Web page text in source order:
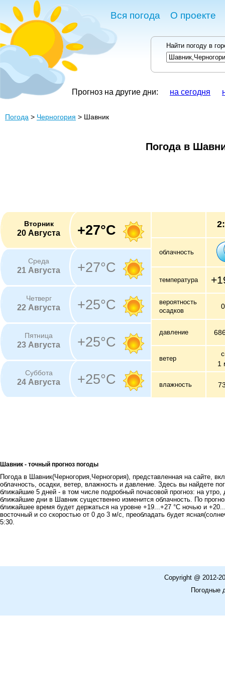
Вся погода О проекте
Найти погоду в
Прогноз на другие дни: на сегодня
Погода > Черногория > Шавник
Погода в
Вторник
20 Августа +27°C
Среда
21 Августа +27°C
Четверг
22 Августа +25°C
Пятница
23 Августа +25°C
Суббота
24 Августа +25°C
облачность
температура
вероятность
осадков
давление
ветер
1
влажность
Шавник - точный прогноз погоды
Погода в Шавник(Черногория,Черногория), представленная на сайте,
облачность, осадки, ветер, влажность и давление. Здесь вы найдете
ближайшие 5 дней - в том числе подробный почасовой прогноз: на
ближайшие дни в Шавник существенно изменится облачность. По
ближайшее время будет держаться на уровне +19...+27 °C ночью и
восточный и со скоростью от 0 до 3 м/с, преобладать будет
5:30.
Copyright @ 2012-
Погодные